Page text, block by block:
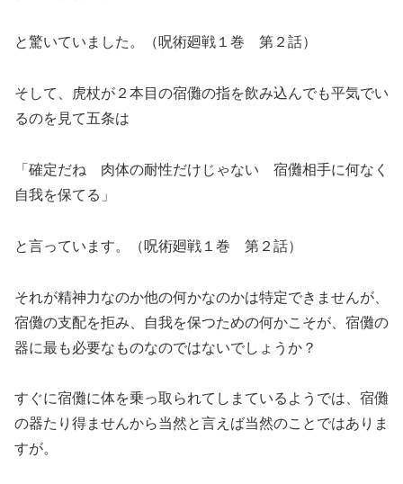
と驚いていました。（呪術廻戦１巻 第２話）
そして、虎杖が２本目の宿儺の指を飲み込んでも平気でい
るのを見て五条は
「確定だね 肉体の耐性だけじゃない 宿儺相手に何なく
自我を保てる」
と言っています。（呪術廻戦１巻 第２話）
それが精神力なのか他の何かなのかは特定できませんが、
宿儺の支配を拒み、自我を保つための何かこそが、宿儺の
器に最も必要なものなのではないでしょうか？
すぐに宿儺に体を乗っ取られてしまているようでは、宿儺
の器たり得ませんから当然と言えば当然のことではありま
すが。